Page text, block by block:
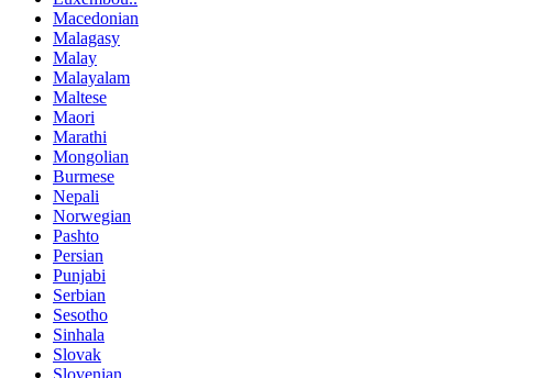
Macedonian
Malagasy
Malay
Malayalam
Maltese
Maori
Marathi
Mongolian
Burmese
Nepali
Norwegian
Pashto
Persian
Punjabi
Serbian
Sesotho
Sinhala
Slovak